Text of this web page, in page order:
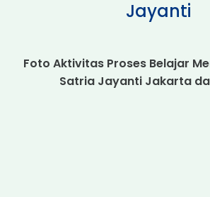
Jayanti
Foto Aktivitas Proses Belajar
Satria Jayanti Jakarta